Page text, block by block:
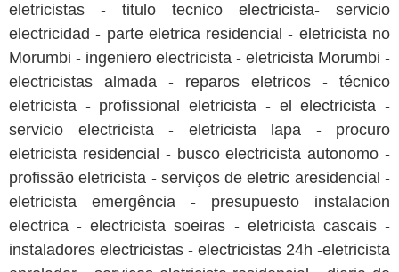
eletricistas - titulo tecnico electricista- servicio
electricidad - parte eletrica residencial - eletricista no
Morumbi - ingeniero electricista - eletricista Morumbi -
electricistas almada - reparos eletricos - técnico
eletricista - profissional eletricista - el electricista -
servicio electricista - eletricista lapa - procuro
eletricista residencial - busco electricista autonomo -
profissão eletricista - serviços de eletric aresidencial -
eletricista emergência - presupuesto instalacion
electrica - electricista soeiras - eletricista cascais -
instaladores electricistas - electricistas 24h -eletricista